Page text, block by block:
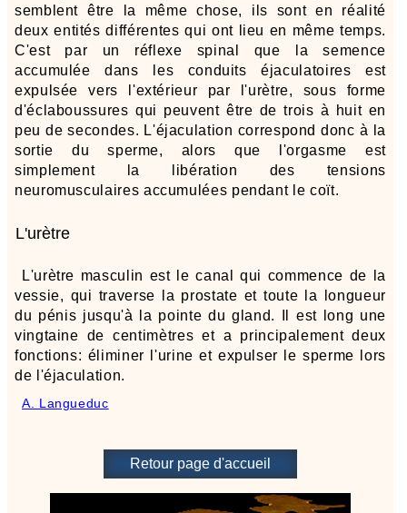
semblent être la même chose, ils sont en réalité
deux entités différentes qui ont lieu en même temps.
C'est par un réflexe spinal que la semence
accumulée dans les conduits éjaculatoires est
expulsée vers l'extérieur par l'urètre, sous forme
d'éclaboussures qui peuvent être de trois à huit en
peu de secondes. L'éjaculation correspond donc à la
sortie du sperme, alors que l'orgasme est
simplement la libération des tensions
neuromusculaires accumulées pendant le coït.
L'urètre
L'urètre masculin est le canal qui commence de la
vessie, qui traverse la prostate et toute la longueur
du pénis jusqu'à la pointe du gland. Il est long une
vingtaine de centimètres et a principalement deux
fonctions: éliminer l'urine et expulser le sperme lors
de l'éjaculation.
A. Langueduc
Retour page d'accueil